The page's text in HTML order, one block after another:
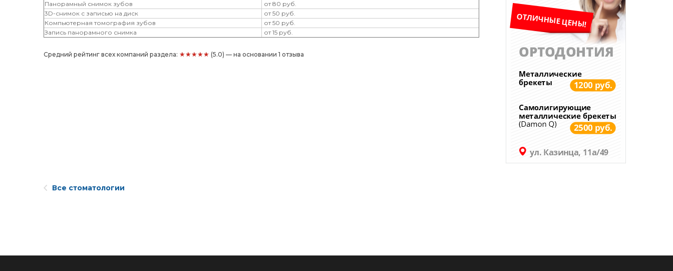
Панорамный снимок зубов
от 80 руб.
3D-снимок с записью на диск
от 50 руб.
Компьютерная томография зубов
от 50 руб.
Запись панорамного снимка
от 15 руб.
Средний рейтинг всех компаний раздела: ★★★★★ (5.0) — на основании 1 отзыва
Все стоматологии